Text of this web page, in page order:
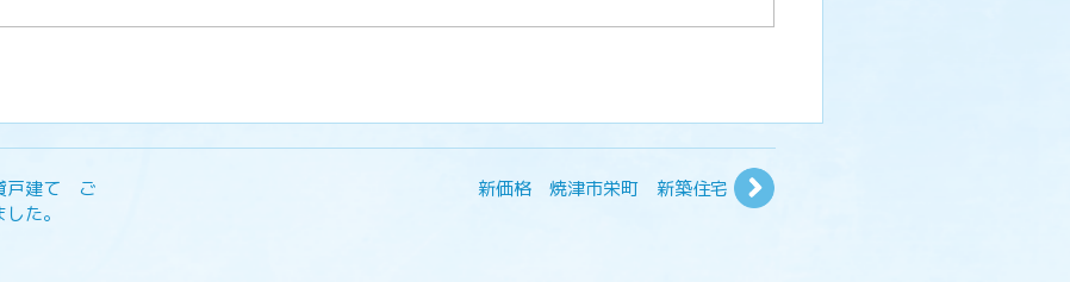
戸建て ご
た。
新価格 焼津市栄町 新築住宅